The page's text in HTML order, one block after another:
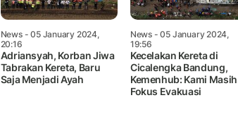
News- 05 January 2024,
20:16
Adriansyah, Korban Jiwa
Tabrakan Kereta, Baru
Saja Menjadi Ayah
News - 05 January 2024,
19:56
Kecelakan Kereta di
Cicalengka Bandung,
Kemenhub: Kami Masih
Fokus Evakuasi